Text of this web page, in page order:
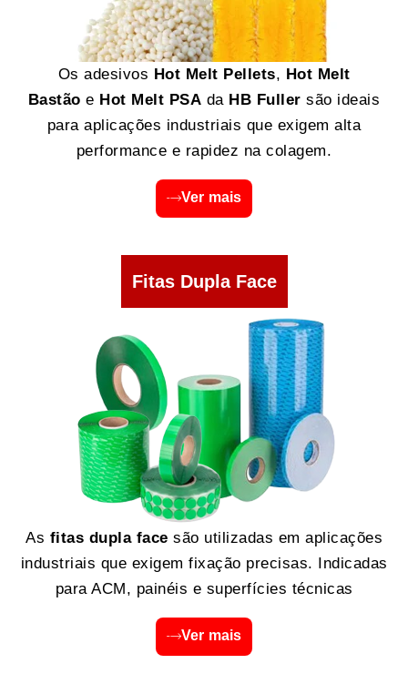
Os adesivos Hot Melt Pellets, Hot Melt
Bastão e Hot Melt PSA da HB Fuller são ideais
para aplicações industriais que exigem alta
performance e rapidez na colagem.
Ver mais
Fitas Dupla Face
As fitas dupla face são utilizadas em aplicações
industriais que exigem fixação precisas. Indicadas
para ACM, painéis e superfícies técnicas
Ver mais